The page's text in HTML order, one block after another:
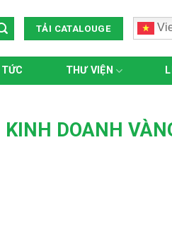
TẢI CATALOUGE
THƯ VIỆN
DOANH